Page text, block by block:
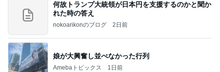
何故トランプ大統領が日本円を支援するのかと聞か
れた時の答え
nokoarikonのブログ 2日前
娘が大興奮し並べなかった行列
Amebaトピックス 1日前